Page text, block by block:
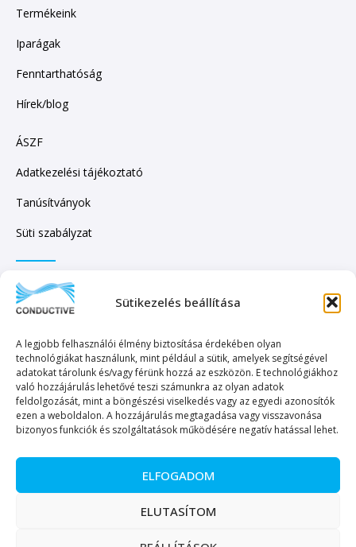
Sütikezelés beállítása
A legjobb felhasználói élmény biztosítása érdekében olyan
technológiákat használunk, mint például a sütik, amelyek segítségével
adatokat tárolunk és/vagy férünk hozzá az eszközön. E technológiákhoz
való hozzájárulás lehetővé teszi számunkra az olyan adatok
feldolgozását, mint a böngészési viselkedés vagy az egyedi azonosítók
ezen a weboldalon. A hozzájárulás megtagadása vagy visszavonása
bizonyos funkciók és szolgáltatások működésére negatív hatással lehet.
ELFOGADOM
ELUTASÍTOM
Termékeink
Iparágak
Fenntarthatóság
Hírek/blog
ÁSZF
Adatkezelési tájékoztató
Tanúsítványok
Süti szabályzat
IRATKOZZON FEL HÍRLEVELÜNKRE!
KÜLDÉS
Copyright © 2023. Minden jog fenntartva. – Conductive Kereskedelmi és